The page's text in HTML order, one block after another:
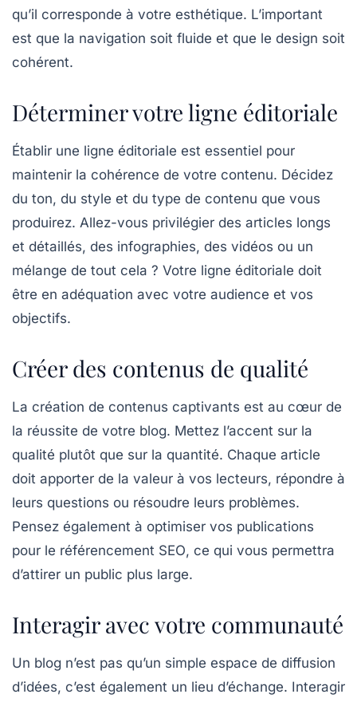
qu’il corresponde à votre esthétique. L’important
est que la navigation soit fluide et que le design soit
cohérent.
Déterminer votre ligne éditoriale
Établir une ligne éditoriale est essentiel pour
maintenir la cohérence de votre contenu. Décidez
du ton, du style et du type de contenu que vous
produirez. Allez-vous privilégier des articles longs
et détaillés, des infographies, des vidéos ou un
mélange de tout cela ? Votre ligne éditoriale doit
être en adéquation avec votre audience et vos
objectifs.
Créer des contenus de qualité
La création de contenus captivants est au cœur de
la réussite de votre blog. Mettez l’accent sur la
qualité plutôt que sur la quantité. Chaque article
doit apporter de la valeur à vos lecteurs, répondre à
leurs questions ou résoudre leurs problèmes.
Pensez également à optimiser vos publications
pour le référencement SEO, ce qui vous permettra
d’attirer un public plus large.
Interagir avec votre communauté
Un blog n’est pas qu’un simple espace de diffusion
d’idées, c’est également un lieu d’échange. Interagir